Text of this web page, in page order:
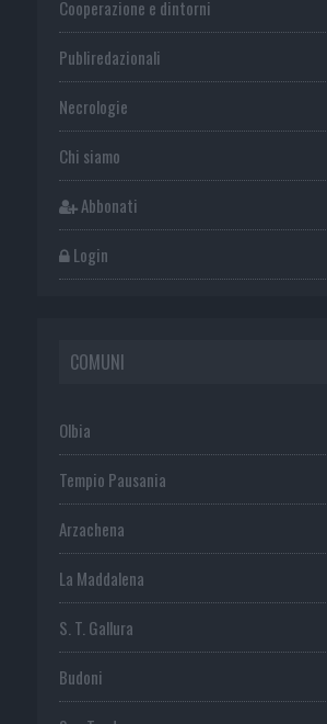
Cooperazione e dintorni
Publiredazionali
Necrologie
Chi siamo
Abbonati
Login
COMUNI
Olbia
Tempio Pausania
Arzachena
La Maddalena
S. T. Gallura
Budoni